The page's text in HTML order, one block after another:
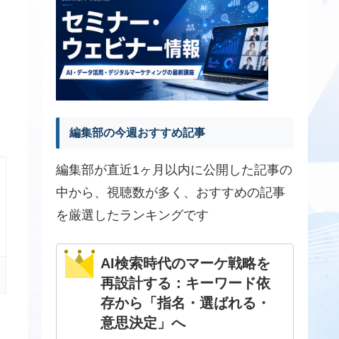
編集部の今週おすすめ記事
編集部が直近1ヶ月以内に公開した記事の
中から、視聴数が多く、おすすめの記事
を厳選したランキングです
AI検索時代のマーケ戦略を
再設計する：キーワード依
存から「指名・選ばれる・
意思決定」へ